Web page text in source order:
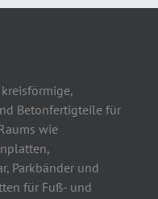
Betonfertigteile für
wie
Parkbänder und
für Fuß- und